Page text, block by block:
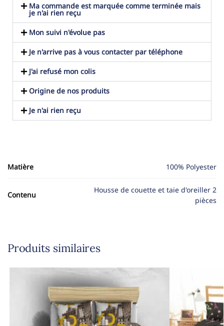
Ma commande est marquée comme terminée mais
je n'ai rien reçu
Mon suivi n'évolue pas
Je n'arrive pas à vous contacter par téléphone
J'ai refusé mon colis
Origine de nos produits
Je n'ai rien reçu
Matière 100% Polyester
Contenu
Housse de couette et taie d'oreiller 2
pièces
Produits similaires